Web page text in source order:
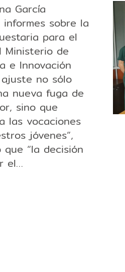
García
sobre la
para el
Ministerio de
e Innovación
no sólo
nueva fuga de
sino que
las vocaciones
jóvenes”,
que “la decisión
el…